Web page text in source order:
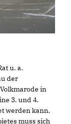
u. a.
der
in
3. und 4.
werden kann.
muss sich